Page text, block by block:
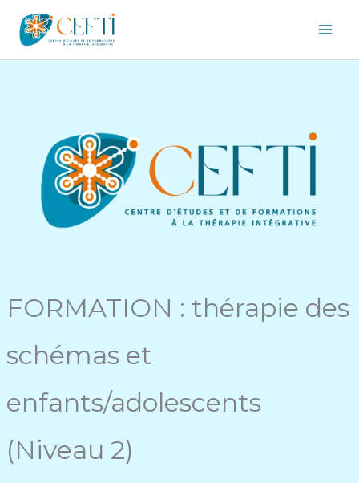
FORMATION : thérapie des
schémas et
enfants/adolescents
(Niveau 2)